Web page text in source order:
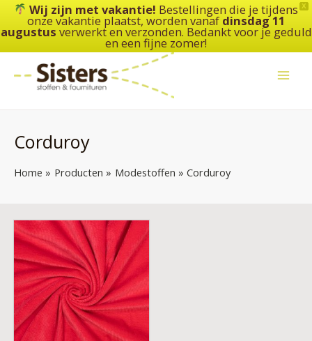
X
Wij zijn met vakantie! Bestellingen die je tijdens
onze vakantie plaatst, worden vanaf dinsdag 11
augustus verwerkt en verzonden. Bedankt voor je geduld
en een fijne zomer!
de
inhoud
Corduroy
Home Producten Modestoffen Corduroy